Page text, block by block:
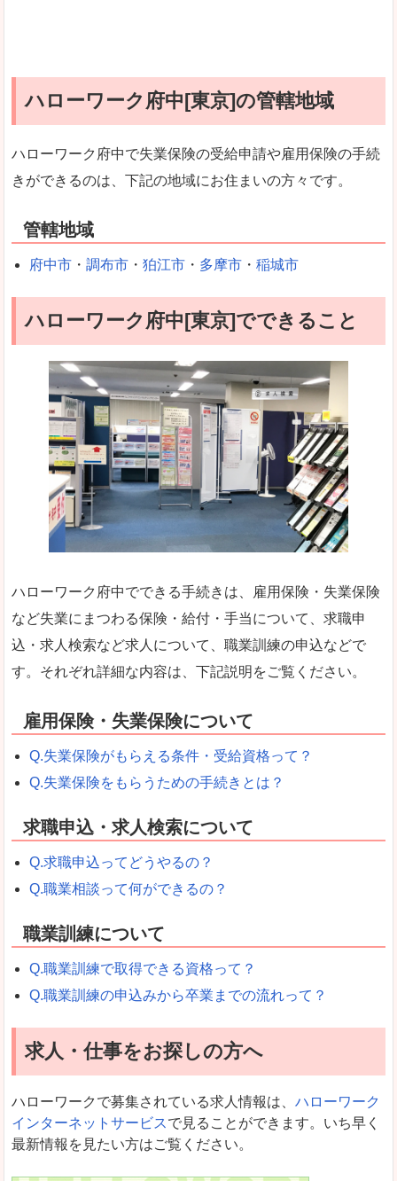
ハローワーク府中[東京]の管轄地域
ハローワーク府中で失業保険の受給申請や雇用保険の手続
きができるのは、下記の地域にお住まいの方々です。
管轄地域
府中市 ・ 調布市 ・ 狛江市 ・ 多摩市 ・ 稲城市
ハローワーク府中[東京]でできること
ハローワーク府中でできる手続きは、雇用保険・失業保険
など失業にまつわる保険・給付・手当について、求職申
込・求人検索など求人について、職業訓練の申込などで
す。それぞれ詳細な内容は、下記説明をご覧ください。
雇用保険・失業保険について
Q.失業保険がもらえる条件・受給資格って？
Q.失業保険をもらうための手続きとは？
求職申込・求人検索について
Q.求職申込ってどうやるの？
Q.職業相談って何ができるの？
職業訓練について
Q.職業訓練で取得できる資格って？
Q.職業訓練の申込みから卒業までの流れって？
求人・仕事をお探しの方へ
ハローワークで募集されている求人情報は、 ハローワーク
インターネットサービスで見ることができます。いち早く
最新情報を見たい方はご覧ください。